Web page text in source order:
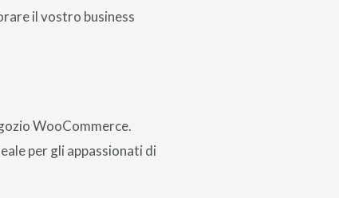
il vostro business
WooCommerce.
per gli appassionati di